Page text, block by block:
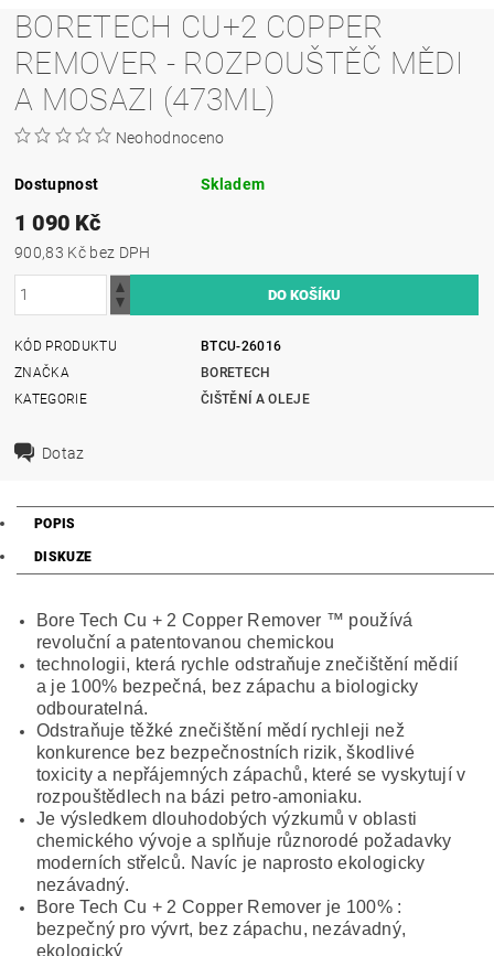
BORETECH CU+2 COPPER
REMOVER - ROZPOUŠTĚČ MĚDI
A MOSAZI (473ML)
Neohodnoceno
Dostupnost Skladem
1 090 Kč
900,83 Kč bez DPH
KÓD PRODUKTU
BTCU-26016
ZNAČKA
BORETECH
KATEGORIE
ČIŠTĚNÍ A OLEJE
Dotaz
POPIS
DISKUZE
Bore Tech Cu + 2 Copper Remover ™ používá
revoluční a patentovanou chemickou
technologii, která rychle odstraňuje znečištění mědií
a je 100% bezpečná, bez zápachu a biologicky
odbouratelná.
Odstraňuje těžké znečištění mědí rychleji než
konkurence bez bezpečnostních rizik, škodlivé
toxicity a nepřájemných zápachů, které se vyskytují v
rozpouštědlech na bázi petro-amoniaku.
Je výsledkem dlouhodobých výzkumů v oblasti
chemického vývoje a splňuje různorodé požadavky
moderních střelců. Navíc je naprosto ekologicky
nezávadný.
Bore Tech Cu + 2 Copper Remover je 100% :
bezpečný pro vývrt, bez zápachu, nezávadný,
ekologický